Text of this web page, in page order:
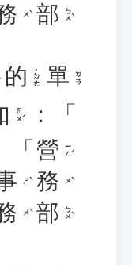
ㄨˋ 部 ㄅㄨˋ
的 ˙ㄉㄜ 單 ㄉㄢ
ㄖㄨˊ
：「
「 營 ㄧㄥˊ
ㄕˋ 務 ㄨˋ
ㄨˋ 部 ㄅㄨˋ